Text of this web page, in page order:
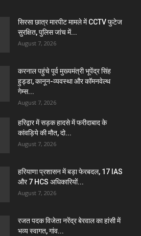
सिरसा छात्र मारपीट मामले में CCTV फुटेज
सुरक्षित, पुलिस जांच में...
August 7, 2026
करनाल पहुंचे पूर्व मुख्यमंत्री भूपेंद्र सिंह
हुड्डा, कानून-व्यवस्था और कॉमनवेल्थ
गेम्स...
August 7, 2026
हरिद्वार में सड़क हादसे में फरीदाबाद के
कांवड़िये की मौत, दो...
August 7, 2026
हरियाणा प्रशासन में बड़ा फेरबदल, 17 IAS
और 7 HCS अधिकारियों...
August 7, 2026
रजत पदक विजेता नरेंद्र बेरवाल का हांसी में
भव्य स्वागत, गांव...